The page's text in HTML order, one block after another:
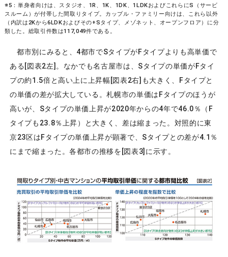
※5：単身者向けは、スタジオ、1R、1K、1DK、1LDKおよびこれらにS（サービ
スルーム）が付帯した間取りタイプ。カップル・ファミリー向けは、これら以外
（内訳は2Kから6LDKおよびその+Sタイプ、メゾネット、オープンフロア）に分
類した。総取引件数は117,049件である。
都市別にみると、4都市でSタイプがFタイプよりも高単価で
ある[図表2左]。なかでも名古屋市は、Sタイプの単価がFタイ
プの約1.5倍と高い上に上昇幅[図表2右]も大きく、Fタイプと
の単価の差が拡大している。札幌市の単価はFタイプのほうが
高いが、Sタイプの単価上昇が2020年からの4年で46.0％（F
タイプも23.8％上昇）と大きく、差は縮まった。対照的に東
京23区はFタイプの単価上昇が顕著で、Sタイプとの差が4.1％
にまで縮まった。各都市の推移を[図表3]に示す。